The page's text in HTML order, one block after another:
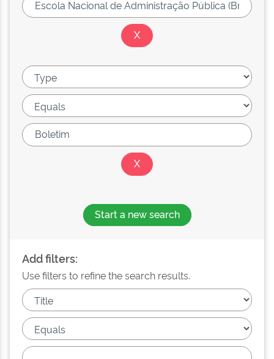
Start a new search
Add filters:
Use filters to refine the search results.